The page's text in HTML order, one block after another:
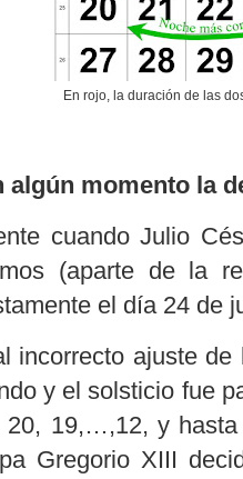
En rojo, la duración de las
algún momento la
cuando Julio
(aparte de la
el día 24 de
incorrecto ajuste
y el solsticio fue
20, 19,…,12, y
Gregorio XIII